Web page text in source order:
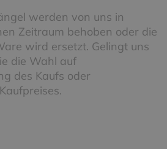
werden von uns in
Zeitraum behoben oder die
wird ersetzt. Gelingt uns
die Wahl auf
des Kaufs oder